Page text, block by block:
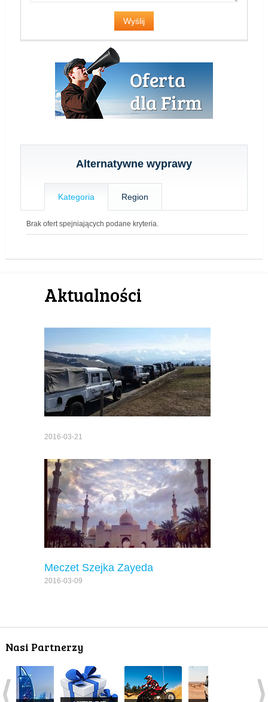
Alternatywne wyprawy
Kategoria Region
Brak ofert spejniających podane kryteria.
Aktualności
2016-03-21
Meczet Szejka Zayeda
2016-03-09
Nasi Partnerzy